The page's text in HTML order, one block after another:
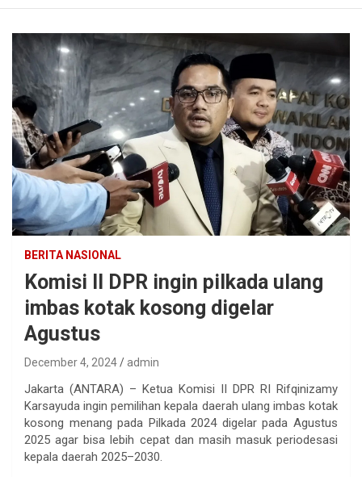
BERITA NASIONAL
Komisi II DPR ingin pilkada ulang
imbas kotak kosong digelar
Agustus
December 4, 2024 admin
Jakarta (ANTARA) – Ketua Komisi II DPR RI Rifqinizamy
Karsayuda ingin pemilihan kepala daerah ulang imbas kotak
kosong menang pada Pilkada 2024 digelar pada Agustus
2025 agar bisa lebih cepat dan masih masuk periodesasi
kepala daerah 2025–2030.